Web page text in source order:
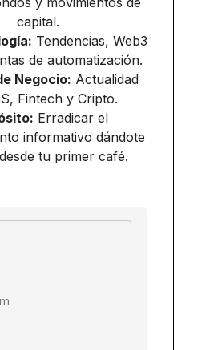
capital.
Tendencias, Web3
de automatización.
Negocio: Actualidad
Fintech y Cripto.
Erradicar el
informativo dándote
tu primer café.